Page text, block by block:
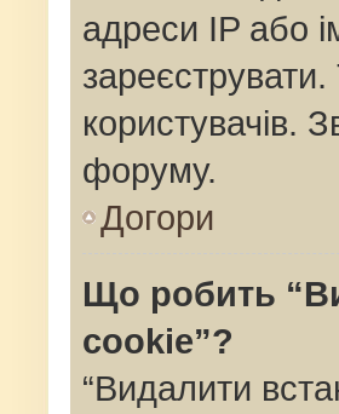
адреси IP або
користувачів.
форуму.
Догори
Що робить
cookie”?
“Видалити